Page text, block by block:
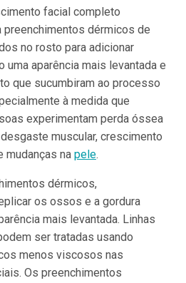
facial completo
dérmicos de
no rosto para adicionar
uma aparência mais levantada e
que sucumbiram ao processo
à medida que
experimentam perda óssea
muscular, crescimento
mudanças na pele.
dérmicos,
os ossos e a gordura
mais levantada. Linhas
ser tratadas usando
menos viscosos nas
Os preenchimentos